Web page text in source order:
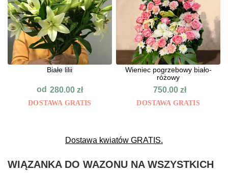
Białe lilii
od 280.00 zł
DOSTAWA GRATIS
Wieniec pogrzebowy biało-
różowy
750.00zł
DOSTAWA GRATIS
Dostawa kwiatów GRATIS.
WIĄZANKA DO WAZONU NA WSZYSTKICH